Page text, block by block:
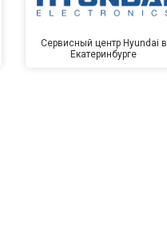
Сервисный центр Hyundai в
Екатеринбурге